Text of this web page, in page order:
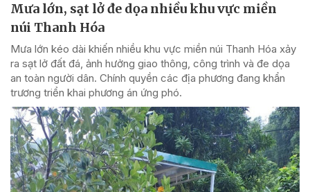
Mưa lớn, sạt lở đe dọa nhiều khu vực miền
núi Thanh Hóa
Mưa lớn kéo dài khiến nhiều khu vực miền núi Thanh Hóa xảy
ra sạt lở đất đá, ảnh hưởng giao thông, công trình và đe dọa
an toàn người dân. Chính quyền các địa phương đang khẩn
trương triển khai phương án ứng phó.